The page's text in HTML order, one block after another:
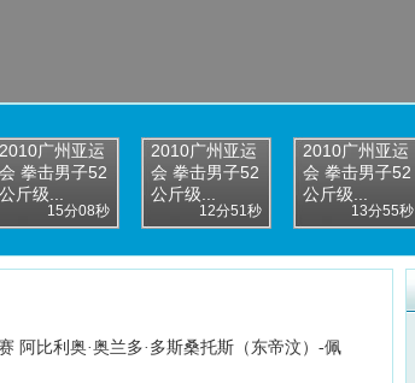
2010广州亚运
会 拳击男子52
公斤级...
15分08秒
2010广州亚运
会 拳击男子52
公斤级...
12分51秒
2010广州亚运
会 拳击男子52
公斤级...
13分55秒
阿比利奥·奥兰多·多斯桑托斯（东帝汶）-佩